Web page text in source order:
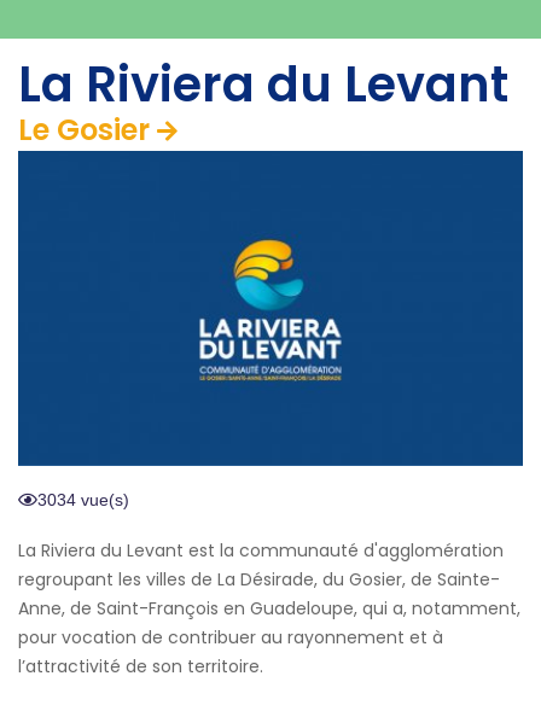
La Riviera du Levant
Le Gosier
3034 vue(s)
La Riviera du Levant est la communauté d'agglomération
regroupant les villes de La Désirade, du Gosier, de Sainte-
Anne, de Saint-François en Guadeloupe, qui a, notamment,
pour vocation de contribuer au rayonnement et à
l’attractivité de son territoire.